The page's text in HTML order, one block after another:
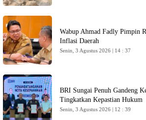
Wabup Ahmad Fadly Pimpin
Inflasi Daerah
Senin, 3 Agustus 2026 | 14 : 37
BRI Sungai Penuh Gandeng
Tingkatkan Kepastian Hukum
Senin, 3 Agustus 2026 | 12 : 39